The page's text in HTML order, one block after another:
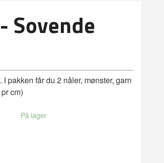
Sovende
pakken får du 2 nåler, mønster, garn
cm)
På lager